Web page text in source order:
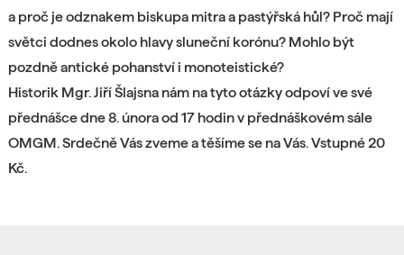
a proč je odznakem biskupa mitra a pastýřská hůl? Proč mají
světci dodnes okolo hlavy sluneční korónu? Mohlo být
pozdně antické pohanství i monoteistické?
Historik Mgr. Jiří Šlajsna nám na tyto otázky odpoví ve své
přednášce dne 8. února od 17 hodin v přednáškovém sále
OMGM. Srdečně Vás zveme a těšíme se na Vás. Vstupné 20
Kč.